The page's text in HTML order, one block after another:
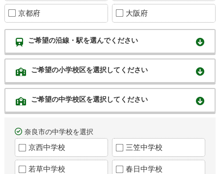
京都府 大阪府
ご希望の沿線・駅を選んでください
ご希望の小学校区を選択してください
ご希望の中学校区を選択してください
奈良市の中学校を選択
京西中学校 三笠中学校
若草中学校 春日中学校